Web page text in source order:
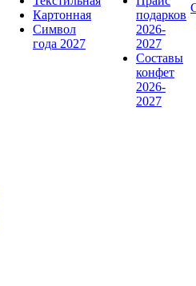
Картонная
Символ
года 2027
подарков
2026-
2027
Составы
конфет
2026-
2027